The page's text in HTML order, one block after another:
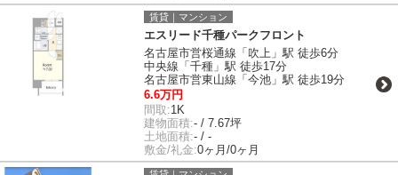
賃貸｜マンション
エスリード千種パークフロント
名古屋市営桜通線「吹上」駅 徒歩6分
中央線「千種」駅 徒歩17分
名古屋市営東山線「今池」駅 徒歩19分
6.6万円
間取:1K
建物面積:- / 7.67坪
土地面積:- / -
敷金/礼金:0ヶ月/0ヶ月